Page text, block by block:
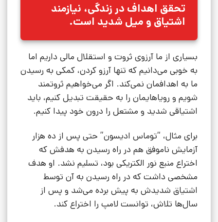
تحقق اهداف در زندگی، نیازمند
اشتیاق و میل شدید است.
بسیاری از ما آرزوی ثروت و استقلال مالی داریم اما
به خوبی می‌دانیم که تنها آرزو کردن، کمکی به رسیدن
ما به اهدافمان نمی‌کند. اگر می‌خواهیم ثروتمند
شویم و رویاهایمان را به حقیقت تبدیل کنیم، باید
اشتیاقی شدید و مشتعل را درون خود پیدا کنیم.
برای مثال، “توماس ادیسون” حتی پس از ده هزار
آزمایش ناموفق هم در راه رسیدن به هدفش که
اختراع منبع نور الکتریکی بود، تسلیم نشد. او هدف
مشخصی داشت که در راه رسیدن به آن توسط
اشتیاق شدیدش به پیش برده می‌شد و پس از
سال‌ها تلاش، توانست لامپ را اختراع کند.